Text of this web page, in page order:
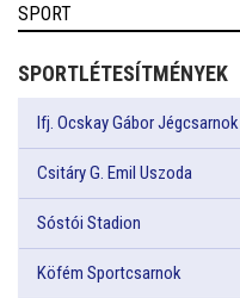
SPORT
SPORTLÉTESÍTMÉNYEK
Ifj. Ocskay Gábor Jégcsarnok
Csitáry G. Emil Uszoda
Sóstói Stadion
Köfém Sportcsarnok